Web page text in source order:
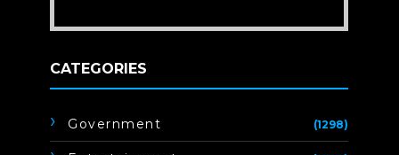
CATEGORIES
Government (1298)